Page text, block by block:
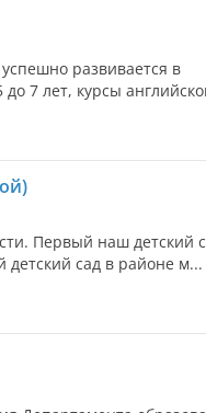
развивается в
7 лет, курсы
Первый наш детский
детский сад в районе м...